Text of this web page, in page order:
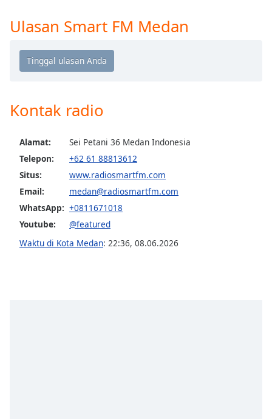
descriptions
off,
selected
subtitles
opens
settings
dialog
subtitles
off,
selected
Audio
Track
Ulasan Smart FM Medan
Kontak radio
Alamat:
Sei Petani 36 Medan Indonesia
Telepon:
+62 61 88813612
Situs:
www.radiosmartfm.com
Email:
medan@radiosmartfm.com
WhatsApp: +0811671018
Youtube:
@featured
Waktu di Kota Medan: 22:36, 08.06.2026